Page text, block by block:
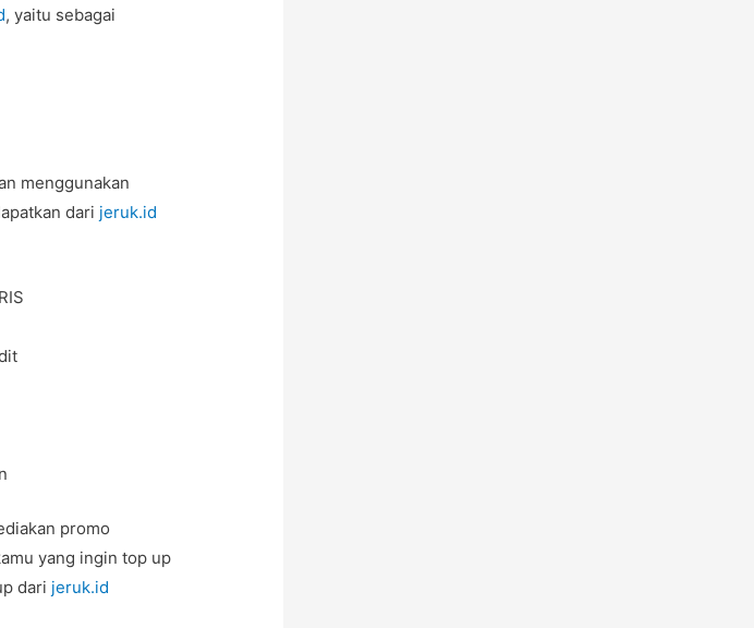
, yaitu sebagai
menggunakan
dari jeruk.id
promo
yang ingin top up
dari jeruk.id